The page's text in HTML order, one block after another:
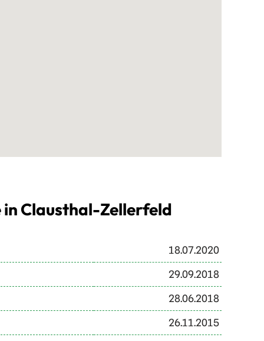
in Clausthal-Zellerfeld
18.07.2020
29.09.2018
28.06.2018
26.11.2015